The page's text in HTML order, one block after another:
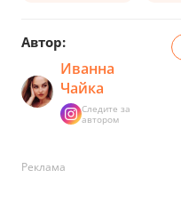
Автор:
Иванна
Чайка
Следите за
автором
Реклама